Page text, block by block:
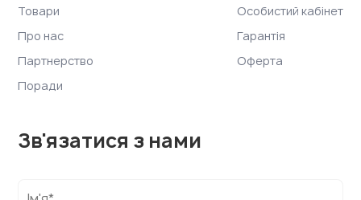
Товари
Про нас
Партнерство
Поради
Особистий кабінет
Гарантія
Оферта
Зв'язатися з нами